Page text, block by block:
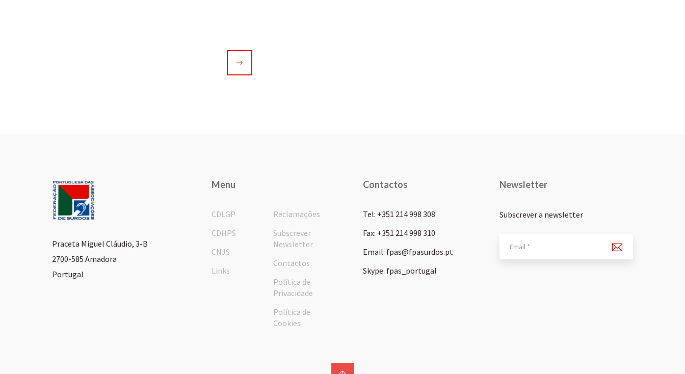
Praceta Miguel Cláudio, 3-B
2700-585 Amadora
Portugal
Menu
CDLGP
CDHPS
CNJS
Links
Reclamações
Subscrever
Newsletter
Contactos
Política de
Privacidade
Política de
Cookies
Contactos
Tel: +351 214 998 308
Fax: +351 214 998 310
Email: fpas@fpasurdos.pt
Skype: fpas_portugal
Newsletter
Subscrever a newsletter